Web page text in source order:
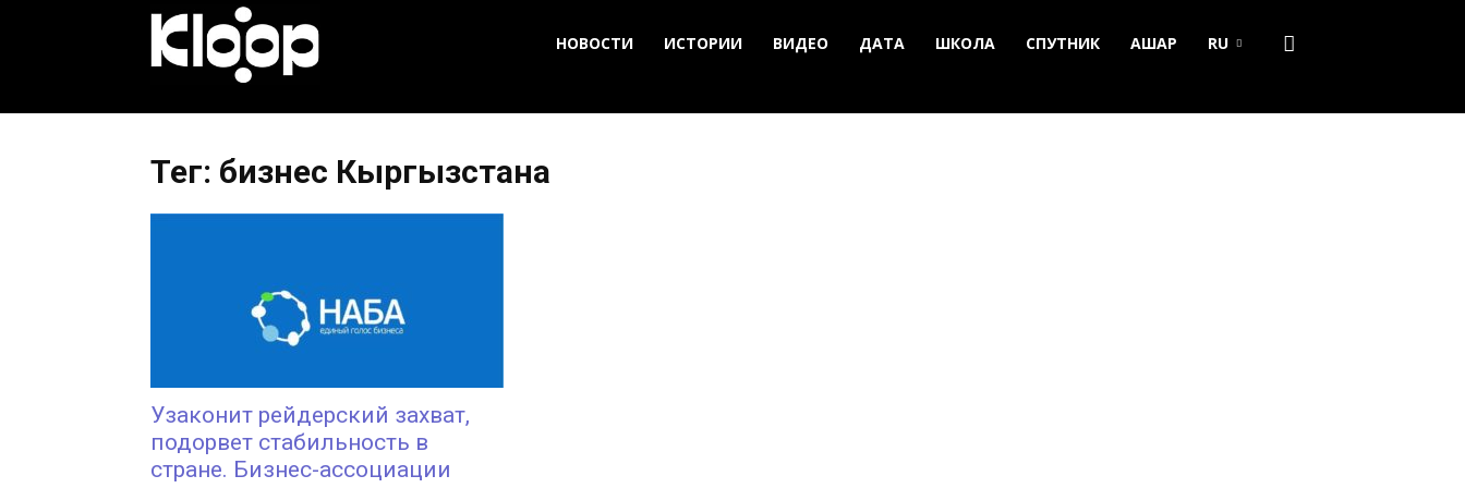
Новости
Кыргызстана
НОВОСТИ ИСТОРИИ ВИДЕО ДАТА ШКОЛА СПУТНИК АШАР RU
Тег: бизнес Кыргызстана
Узаконит рейдерский захват,
подорвет стабильность в
стране. Бизнес-ассоциации